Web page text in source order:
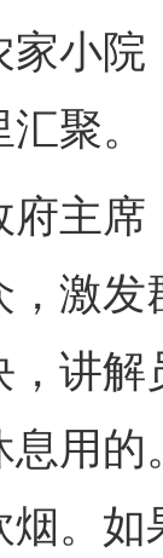
小
聚。
席
激
讲
用
。